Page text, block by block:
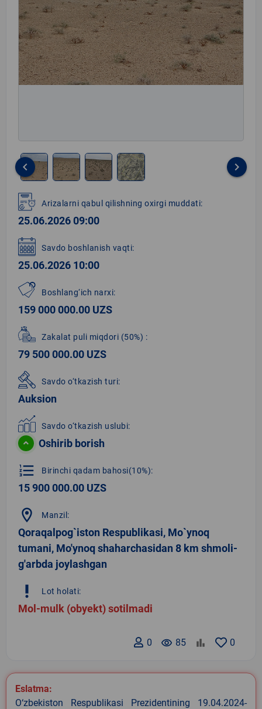
1
of
4
keyboard_arrow_left keyboard_arrow_right
Arizalarni qabul qilishning oxirgi muddati:
25.06.2026 09:00
Savdo boshlanish vaqti:
25.06.2026 10:00
Boshlang‘ich narxi:
159 000 000.00 UZS
Zakalat puli miqdori (50%) :
79 500 000.00 UZS
Savdo o‘tkazish turi:
Auksion
Savdo o‘tkazish uslubi:
Oshirib borish
format_list_numbered Birinchi qadam bahosi(10%):
15 900 000.00 UZS
location_on Manzil:
Qoraqalpog`iston Respublikasi, Mo`ynoq
tumani, Mo'ynoq shaharchasidan 8 km shmoli-
g'arbda joylashgan
priority_high Lot holati:
Mol-mulk (obyekt) sotilmadi
0
remove_red_eye 85
0
Eslatma:
O‘zbekiston Respublikasi Prezidentining 19.04.2024-